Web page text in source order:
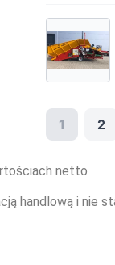
1 2
netto
handlową i nie